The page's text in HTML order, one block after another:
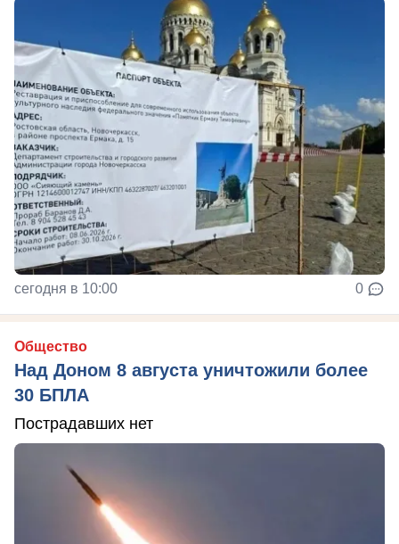
сегодня в 10:00 0
Общество
Над Доном 8 августа уничтожили более
30 БПЛА
Пострадавших нет